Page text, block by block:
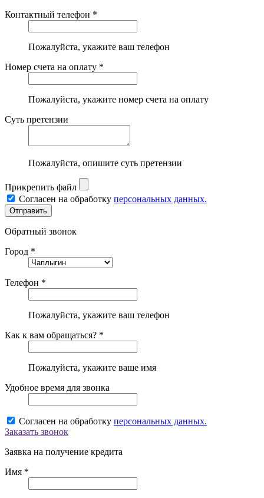
Контактный телефон *
Пожалуйста, укажите ваш телефон
Номер счета на оплату *
Пожалуйста, укажите номер счета на оплату
Суть претензии
Пожалуйста, опишите суть претензии
Прикрепить файл
Согласен на обработку персональных данных.
Обратный звонок
Город *
Телефон *
Пожалуйста, укажите ваш телефон
Как к вам обращаться? *
Пожалуйста, укажите ваше имя
Удобное время для звонка
Согласен на обработку персональных данных.
Заказать звонок
Заявка на получение кредита
Имя *